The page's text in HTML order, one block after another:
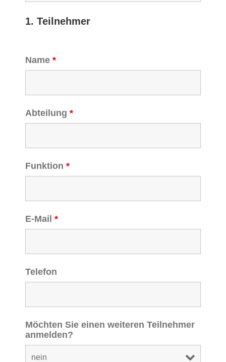
1. Teilnehmer
Name *
Abteilung *
Funktion *
E-Mail *
Telefon
Möchten Sie einen weiteren Teilnehmer
anmelden?